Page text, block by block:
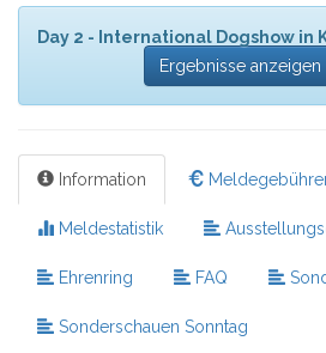
Day 2 - International Dogshow in
Ergebnisse anzeigen
Information
Meldestatistik
Ehrenring FAQ
Sonderschauen Sonntag